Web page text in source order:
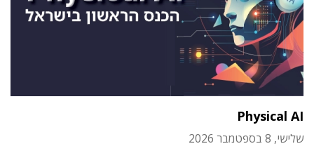
Physical AI
שלישי, 8 בספטמבר 2026